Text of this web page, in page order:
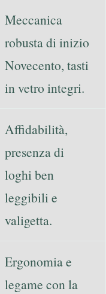
Meccanica
robusta di inizio
Novecento, tasti
in vetro integri.
Affidabilità,
presenza di
loghi ben
leggibili e
valigetta.
Ergonomia e
legame con la